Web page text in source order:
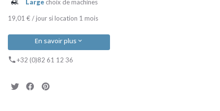
Large choix de machines
19,01 € / jour si location 1 mois
En savoir plus
+32 (0)82 61 12 36